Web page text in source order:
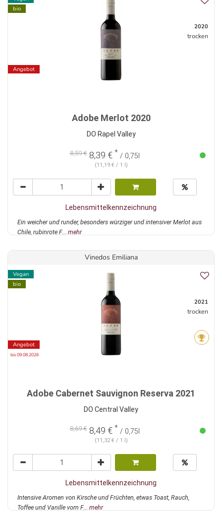
bio
Angebot
2020
trocken
Adobe Merlot 2020
DO Rapel Valley
8,59 €8,39 € * / 0,75l
(11,19 € / 1 l)
Lebensmittelkennzeichnung
Ein weicher und runder, besonders würziger und intensiver Merlot aus
Chile, rubinrote F... mehr
Vinedos Emiliana
Vegan
bio
Angebot
bis 09.08.2026
2021
trocken
Adobe Cabernet Sauvignon Reserva 2021
DO Central Valley
8,69 €8,49 € * / 0,75l
(11,32 € / 1 l)
Lebensmittelkennzeichnung
Intensive Aromen von Kirsche und Früchten, etwas Toast, Rauch,
Toffee und Vanille vom F... mehr